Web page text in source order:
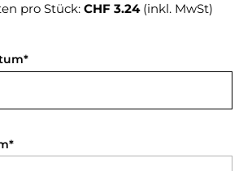
pro Stück: CHF 3.24(inkl. MwSt)